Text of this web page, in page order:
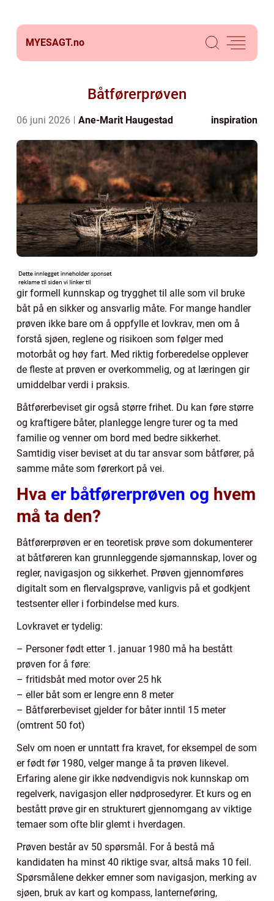
MYESAGT.no
Båtførerprøven
06 juni 2026 Ane-Marit Haugestad inspiration
gir formell kunnskap og trygghet til alle som vil bruke
båt på en sikker og ansvarlig måte. For mange handler
prøven ikke bare om å oppfylle et lovkrav, men om å
forstå sjøen, reglene og risikoen som følger med
motorbåt og høy fart. Med riktig forberedelse opplever
de fleste at prøven er overkommelig, og at læringen gir
umiddelbar verdi i praksis.
Båtførerbeviset gir også større frihet. Du kan føre større
og kraftigere båter, planlegge lengre turer og ta med
familie og venner om bord med bedre sikkerhet.
Samtidig viser beviset at du tar ansvar som båtfører, på
samme måte som førerkort på vei.
Hva er båtførerprøven og hvem
må ta den?
Båtførerprøven er en teoretisk prøve som dokumenterer
at båtføreren kan grunnleggende sjømannskap, lover og
regler, navigasjon og sikkerhet. Prøven gjennomføres
digitalt som en flervalgsprøve, vanligvis på et godkjent
testsenter eller i forbindelse med kurs.
Lovkravet er tydelig:
– Personer født etter 1. januar 1980 må ha bestått
prøven for å føre:
– fritidsbåt med motor over 25 hk
– eller båt som er lengre enn 8 meter
– Båtførerbeviset gjelder for båter inntil 15 meter
(omtrent 50 fot)
Selv om noen er unntatt fra kravet, for eksempel de som
er født før 1980, velger mange å ta prøven likevel.
Erfaring alene gir ikke nødvendigvis nok kunnskap om
regelverk, navigasjon eller nødprosedyrer. Et kurs og en
bestått prøve gir en strukturert gjennomgang av viktige
temaer som ofte blir glemt i hverdagen.
Prøven består av 50 spørsmål. For å bestå må
kandidaten ha minst 40 riktige svar, altså maks 10 feil.
Spørsmålene dekker emner som navigasjon, merking av
sjøen, bruk av kart og kompass, lanterneføring,